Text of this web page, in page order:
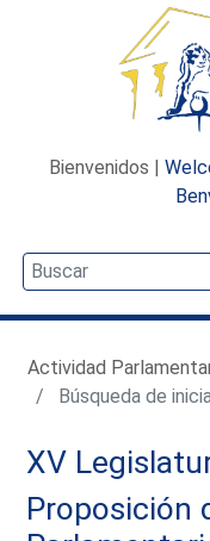
Bienvenidos |
Actividad
Búsqueda de
XV
Proposición